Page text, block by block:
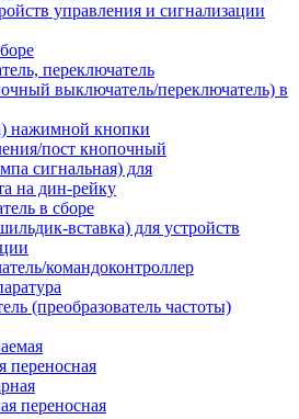
управления и сигнализации
переключатель
выключатель/переключатель) в
нажимной кнопки
пост кнопочный
сигнальная) для
на дин-рейку
в сборе
вставка) для устройств
командоконтроллер
(преобразователь частоты)
переносная
переносная